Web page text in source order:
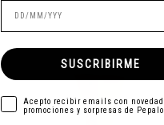
SUSCRIBIRME
aceptarAcepto recibir emails con
promociones y sorpresas de